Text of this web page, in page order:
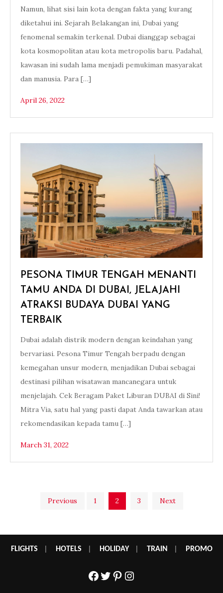
Namun, lihat sisi lain kota dengan fakta yang kurang
diketahui ini. Sejarah Belakangan ini, Dubai yang
fenomenal semakin terkenal. Dubai dianggap sebagai
kota kosmopolitan atau kota metropolis baru. Padahal,
kawasan ini sudah lama menjadi pemukiman masyarakat
dan manusia. Para […]
April 26, 2022
PESONA TIMUR TENGAH MENANTI
TAMU ANDA DI DUBAI, JELAJAHI
ATRAKSI BUDAYA DUBAI YANG
TERBAIK
Dubai adalah distrik modern dengan keindahan yang
bervariasi. Pesona Timur Tengah berpadu dengan
kemegahan unsur modern, menjadikan Dubai sebagai
destinasi pilihan wisatawan mancanegara untuk
menjelajah. Cek Beragam Paket Liburan DUBAI di Sini!
Mitra Via, satu hal yang pasti dapat Anda tawarkan atau
rekomendasikan kepada tamu […]
March 31, 2022
Posts
pagination
Previous 1 2 3 Next
FLIGHTS HOTELS HOLIDAY| TRAIN PROMO
Facebook
Twitter
Pinterest
Instagram